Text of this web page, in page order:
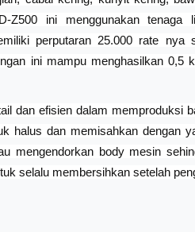
Z500 ini menggunakan tenaga
perputaran 25.000 rate nya
ini mampu menghasilkan 0,5
dan efisien dalam memproduksi
halus dan memisahkan dengan
mengendorkan body mesin
selalu membersihkan setelah